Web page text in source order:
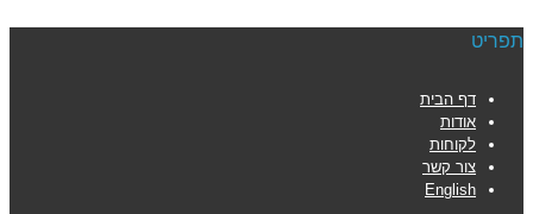
דף הבית
אודות
לקוחות
צור קשר
English